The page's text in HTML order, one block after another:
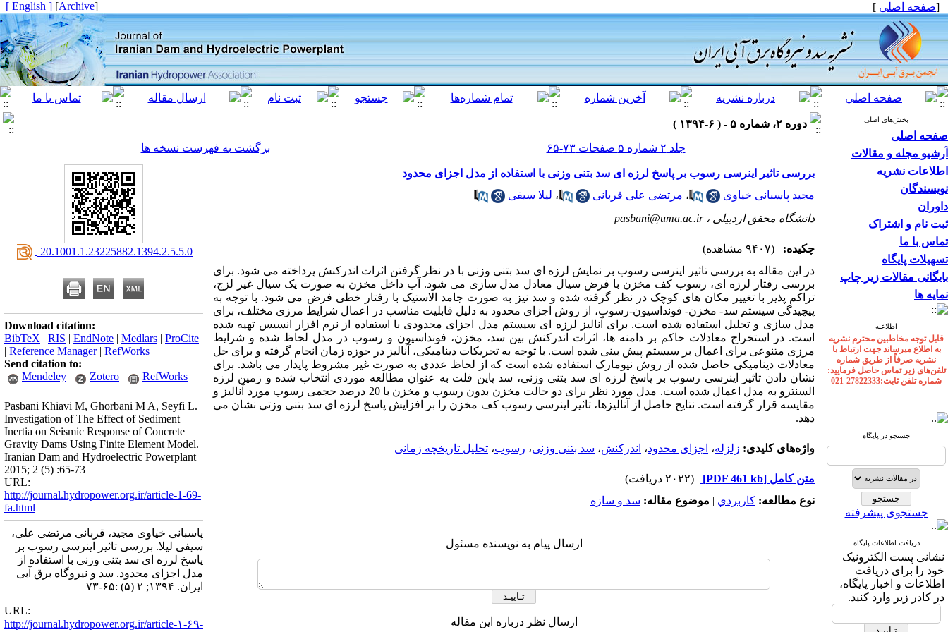
[صفحه اصلی ]
[
Archive
]
[ English ]
بخش‌های اصلی
صفحه اصلی
آرشیو مجله و مقالات
اطلاعات نشریه
نویسندگان
داوران
ثبت نام و اشتراک
تماس با ما
تسهیلات پایگاه
بایگانی مقالات زیر چاپ
نمایه ها
اطلاعیه
قابل توجه مخاطبین محترم نشریه
به اطلاع میرساند جهت ارتباط با
نشریه صرفاً از طریق شماره
تلفن‌های زیر تماس حاصل فرمایید:
شماره تلفن ثابت:27822333-021
جستجو در پایگاه
جستجوی پیشرفته
دریافت اطلاعات پایگاه
نشانی پست الکترونیک
خود را برای دریافت
اطلاعات و اخبار پایگاه،
در کادر زیر وارد کنید.
دوره ۲، شماره ۵ - ( ۶-۱۳۹۴ )
جلد ۲ شماره ۵ صفحات ۷۳-۶۵
برگشت به فهرست نسخه ها
بررسی تاثیر اینرسی رسوب بر پاسخ لرزه ای سد بتنی وزنی با استفاده از مدل اجزای محدود
مجید پاسبانی خیاوی
، مرتضی علی قربانی ، لیلا سیفی
دانشگاه محقق اردبیلی ،pasbani@uma.ac.ir
چکیده:
(۹۴۰۷ مشاهده)
در این مقاله به بررسی تاثیر اینرسی رسوب بر نمایش لرزه ای سد بتنی وزنی با در نظر گرفتن اثرات اندرکنش پرداخته می شود. برای
بررسی رفتار لرزه ای، رسوب کف مخزن با فرض سیال معادل مدل سازی می شود. آب داخل مخزن به صورت یک سیال غیر لزج،
تراکم پذیر با تغییر مکان های کوچک در نظر گرفته شده و سد نیز به صورت جامد الاستیک با رفتار خطی فرض می شود. با توجه به
پیچیدگی سیستم سد- مخزن- فونداسیون-رسوب، از روش اجزای محدود به دلیل قابلیت مناسب در اعمال شرایط مرزی مختلف، برای
مدل سازی و تحلیل استفاده شده است. برای آنالیز لرزه ای سیستم مدل اجزای محدودی با استفاده از نرم افزار انسیس تهیه شده
است. در استخراج معادلات حاکم بر دامنه ها، اثرات اندرکنش بین سد، مخزن، فونداسیون و رسوب در مدل لحاظ شده و شرایط
مرزی متنوعی برای اعمال بر سیستم پیش بینی شده است. با توجه به تحریکات دینامیکی، آنالیز در حوزه زمان انجام گرفته و برای حل
معادلات دینامیکی حاصل شده از روش نیومارک استفاده شده است که از لحاظ عددی به صورت غیر مشروط پایدار می باشد. برای
نشان دادن تاثیر اینرسی رسوب بر پاسخ لرزه ای سد بتنی وزنی، سد پاین فلت به عنوان مطالعه موردی انتخاب شده و زمین لرزه
السنترو به مدل اعمال شده است. مدل مورد نظر برای دو حالت مخزن بدون رسوب و مخزن با 20 درصد حجمی رسوب مورد آنالیز و
مقایسه قرار گرفته است. نتایج حاصل از آنالیزها، تاثیر اینرسی رسوب کف مخزن را بر افزایش پاسخ لرزه ای سد بتنی وزتی نشان می
دهد.
واژه‌های کلیدی: زلزله، اجزای محدود، اندرکنش، سد بتنی وزنی، رسوب، تحلیل تاریخچه زمانی
متن کامل [PDF 461 kb]
(۲۰۲۲ دریافت)
نوع مطالعه: كاربردي | موضوع مقاله: سد و سازه
ارسال پیام به نویسنده مسئول
ارسال نظر درباره این مقاله
‎ 20.1001.1.23225882.1394.2.5.5.0
Download citation:
BibTeX | RIS | EndNote | Medlars | ProCite
| Reference Manager| RefWorks
Send citation to:
Mendeley
Zotero RefWorks
Pasbani Khiavi M, Ghorbani M A, Seyfi L.
Investigation of The Effect of Sediment
Inertia on Seismic Response of Concrete
Gravity Dams Using Finite Element Model.
Iranian Dam and Hydroelectric Powerplant
2015; 2 (5) :65-73
URL:
http://journal.hydropower.org.ir/article-1-69-
fa.html
پاسبانی خیاوی مجید، قربانی مرتضی علی،
سیفی لیلا. بررسی تاثیر اینرسی رسوب بر
پاسخ لرزه ای سد بتنی وزنی با استفاده از
مدل اجزای محدود. سد و نیروگاه برق آبی
ایران. ۱۳۹۴; ۲ (۵) :۶۵-۷۳
URL:
http://journal.hydropower.org.ir/article-۱-۶۹-